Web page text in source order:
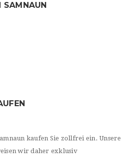
SAMNAUN
kaufen Sie zollfrei ein. Unsere
wir daher exklusiv